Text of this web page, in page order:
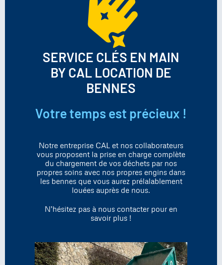
SERVICE CLÉS EN MAIN
BY CAL LOCATION DE
BENNES
Votre temps est précieux !
Notre entreprise CAL et nos collaborateurs
vous proposent la prise en charge complète
du chargement de vos déchets par nos
propres soins avec nos propres engins dans
les bennes que vous aurez prélalablement
louées auprès de nous.
N’hésitez pas à nous contacter pour en
savoir plus !